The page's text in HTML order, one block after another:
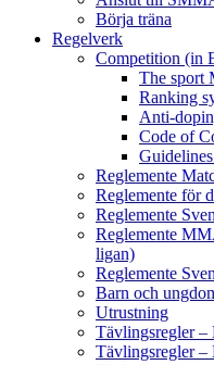
Börja träna
Regelverk
Competition (in
The sport
Ranking
Anti-
Code of
Reglemente
Reglemente för
Reglemente
Reglemente
ligan)
Reglemente
Barn och
Utrustning
Tävlingsregler
Tävlingsregler